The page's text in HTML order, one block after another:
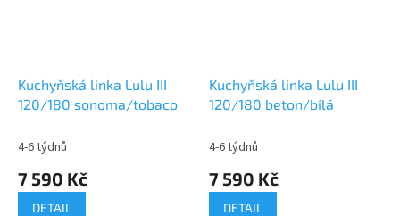
Kuchyňská linka Lulu III
120/180 sonoma/tobaco
4-6 týdnů
7 590 Kč
DETAIL
Kuchyňská linka Lulu III
120/180 beton/bílá
4-6 týdnů
7 590 Kč
DETAIL